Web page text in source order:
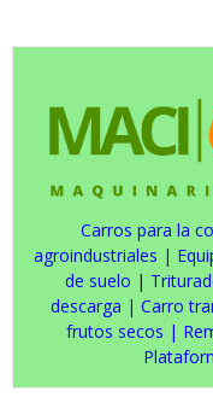
Carros para la
agroindustriales |
de suelo |
descarga | Carro
frutos secos |